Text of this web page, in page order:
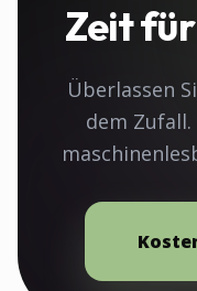
Zeit
Überlassen
dem